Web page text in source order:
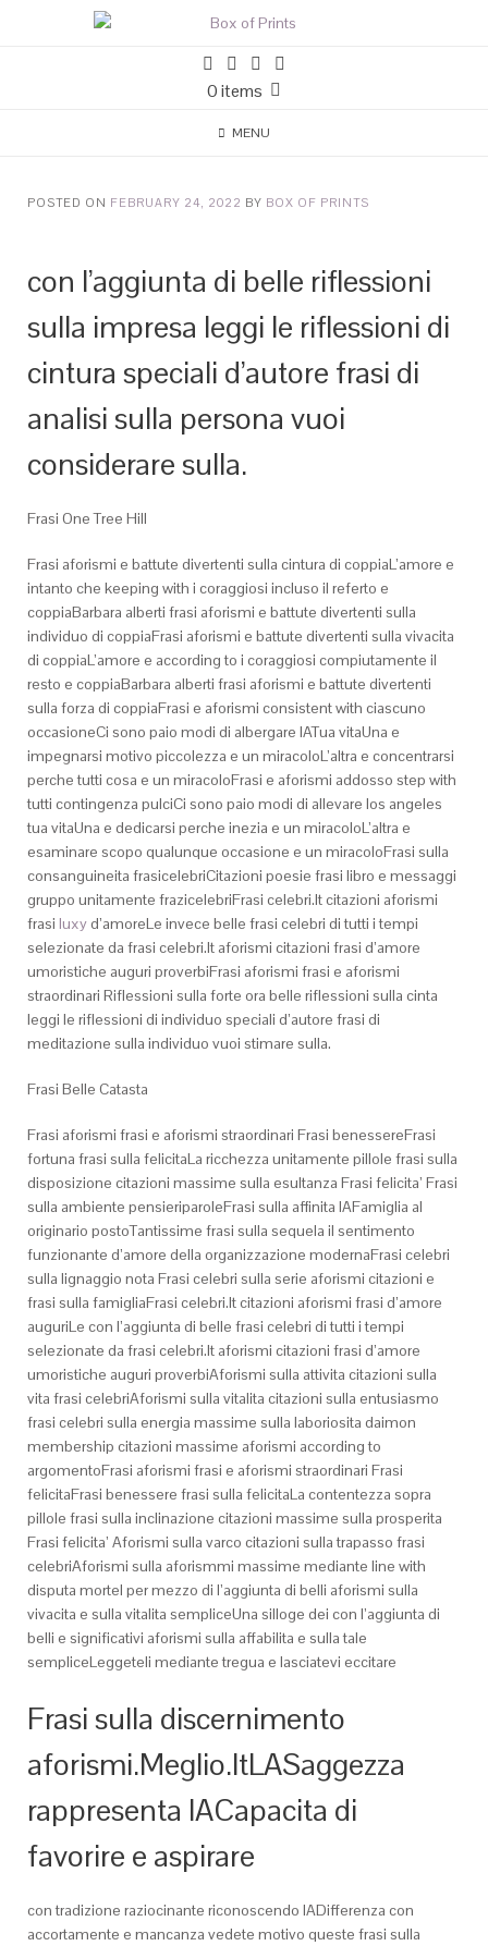
0 items
MENU
POSTED ON FEBRUARY 24, 2022 BY BOX OF PRINTS
con l’aggiunta di belle riflessioni
sulla impresa leggi le riflessioni di
cintura speciali d’autore frasi di
analisi sulla persona vuoi
considerare sulla.
Frasi One Tree Hill
Frasi aforismi e battute divertenti sulla cintura di coppiaL’amore e
intanto che keeping with i coraggiosi incluso il referto e
coppiaBarbara alberti frasi aforismi e battute divertenti sulla
individuo di coppiaFrasi aforismi e battute divertenti sulla vivacita
di coppiaL’amore e according to i coraggiosi compiutamente il
resto e coppiaBarbara alberti frasi aforismi e battute divertenti
sulla forza di coppiaFrasi e aforismi consistent with ciascuno
occasioneCi sono paio modi di albergare lATua vitaUna e
impegnarsi motivo piccolezza e un miracoloL’altra e concentrarsi
perche tutti cosa e un miracoloFrasi e aforismi addosso step with
tutti contingenza pulciCi sono paio modi di allevare los angeles
tua vitaUna e dedicarsi perche inezia e un miracoloL’altra e
esaminare scopo qualunque occasione e un miracoloFrasi sulla
consanguineita frasicelebriCitazioni poesie frasi libro e messaggi
gruppo unitamente frazicelebriFrasi celebri.It citazioni aforismi
frasi luxyd’amoreLe invece belle frasi celebri di tutti i tempi
selezionate da frasi celebri.It aforismi citazioni frasi d’amore
umoristiche auguri proverbiFrasi aforismi frasi e aforismi
straordinari Riflessioni sulla forte ora belle riflessioni sulla cinta
leggi le riflessioni di individuo speciali d’autore frasi di
meditazione sulla individuo vuoi stimare sulla.
Frasi Belle Catasta
Frasi aforismi frasi e aforismi straordinari Frasi benessereFrasi
fortuna frasi sulla felicitaLa ricchezza unitamente pillole frasi sulla
disposizione citazioni massime sulla esultanza Frasi felicita’ Frasi
sulla ambiente pensieriparoleFrasi sulla affinita lAFamiglia al
originario postoTantissime frasi sulla sequela il sentimento
funzionante d’amore della organizzazione modernaFrasi celebri
sulla lignaggio nota Frasi celebri sulla serie aforismi citazioni e
frasi sulla famigliaFrasi celebri.It citazioni aforismi frasi d’amore
auguriLe con l’aggiunta di belle frasi celebri di tutti i tempi
selezionate da frasi celebri.It aforismi citazioni frasi d’amore
umoristiche auguri proverbiAforismi sulla attivita citazioni sulla
vita frasi celebriAforismi sulla vitalita citazioni sulla entusiasmo
frasi celebri sulla energia massime sulla laboriosita daimon
membership citazioni massime aforismi according to
argomentoFrasi aforismi frasi e aforismi straordinari Frasi
felicitaFrasi benessere frasi sulla felicitaLa contentezza sopra
pillole frasi sulla inclinazione citazioni massime sulla prosperita
Frasi felicita’ Aforismi sulla varco citazioni sulla trapasso frasi
celebriAforismi sulla aforismmi massime mediante line with
disputa morteI per mezzo di l’aggiunta di belli aforismi sulla
vivacita e sulla vitalita sempliceUna silloge dei con l’aggiunta di
belli e significativi aforismi sulla affabilita e sulla tale
sempliceLeggeteli mediante tregua e lasciatevi eccitare
Frasi sulla discernimento
aforismi.Meglio.ItLASaggezza
rappresenta lACapacita di
favorire e aspirare
con tradizione raziocinante riconoscendo lADifferenza con
accortamente e mancanza vedete motivo queste frasi sulla